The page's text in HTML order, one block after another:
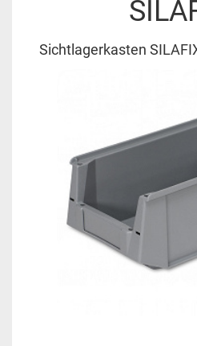
Sichtlagerkasten